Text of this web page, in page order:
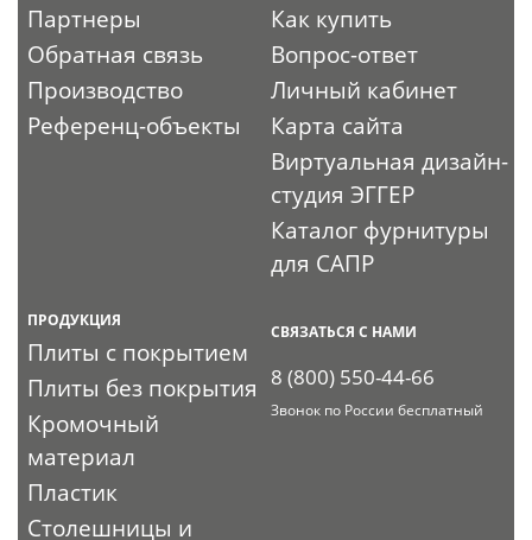
Партнеры
Обратная связь
Производство
Референц-объекты
Как купить
Вопрос-ответ
Личный кабинет
Карта сайта
Виртуальная дизайн-
студия ЭГГЕР
Каталог фурнитуры
для САПР
ПРОДУКЦИЯ
Плиты с покрытием
Плиты без покрытия
Кромочный
материал
Пластик
Столешницы и
СВЯЗАТЬСЯ С НАМИ
8 (800) 550-44-66
Звонок по России бесплатный